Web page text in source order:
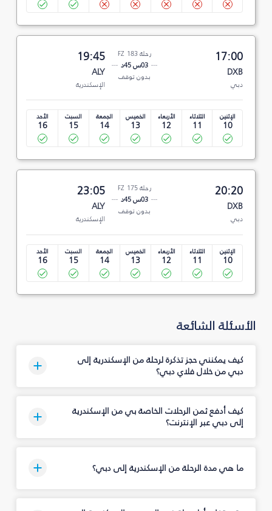
17:00
DXB
دبي
رحلة FZ 183
03س 45د
بدون توقف
19:45
ALY
الإسكندرية
الإثنين
10
الثلاثاء
11
الأربعاء
12
الخميس
13
الجمعة
14
السبت
15
الأحد
16
20:20
DXB
دبي
رحلة FZ 175
03س 45د
بدون توقف
23:05
ALY
الإسكندرية
الإثنين
10
الثلاثاء
11
الأربعاء
12
الخميس
13
الجمعة
14
السبت
15
الأحد
16
الأسئلة الشائعة
كيف يمكنني حجز تذكرة لرحلة من الإسكندرية إلى
دبي من خلال فلاي دبي؟
كيف أدفع ثمن الرحلات الخاصة بي من الإسكندرية
إلى دبي عبر الإنترنت؟
ما هي مدة الرحلة من الإسكندرية إلى دبي؟